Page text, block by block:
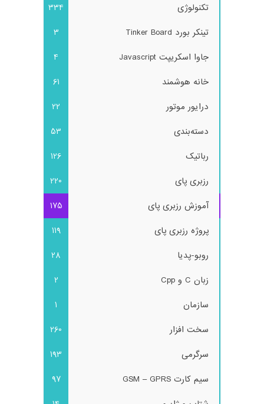
تکنولوژی
334
تینکر بورد Tinker Board
3
جاوا اسکریپت Javascript
4
خانه هوشمند
61
درایور موتور
22
دسته‌بندی
53
رباتیک
126
رزبری پای
220
آموزش رزبری پای
175
پروژه رزبری پای
119
روبو-پدیا
28
زبان C و Cpp
2
سازمان
1
سخت افزار
260
سرگرمی
193
سیم کارت GSM – GPRS
97